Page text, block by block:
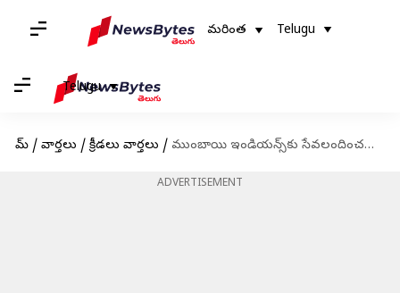
మరింత Telugu
Telugu
హోమ్ / వార్తలు / క్రీడలు వార్తలు / ముంబాయి ఇండియన్స్‌కు సేవలందించనున్న టీమిండియా కెప్టెన్
ADVERTISEMENT